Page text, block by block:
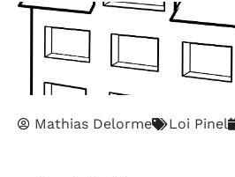
Mathias Delorme Loi Pinel